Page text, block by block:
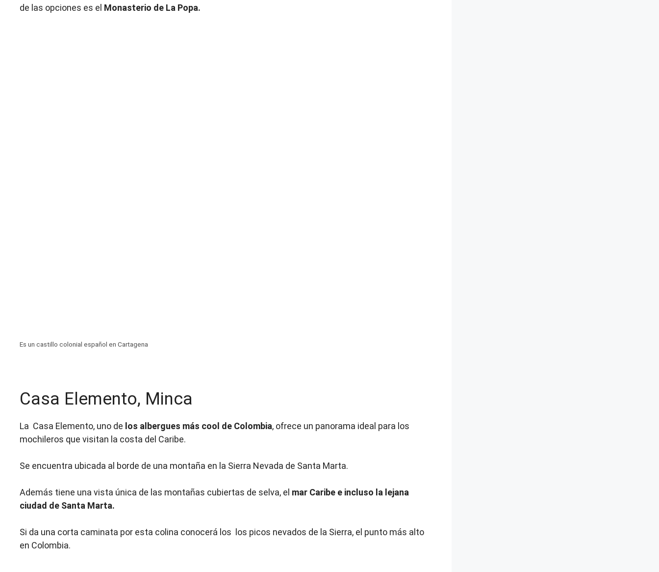
de las opciones es el Monasterio de La Popa.
Es un castillo colonial español en Cartagena
Casa Elemento, Minca
La Casa Elemento, uno de los albergues más cool de Colombia, ofrece un panorama ideal para los
mochileros que visitan la costa del Caribe.
Se encuentra ubicada al borde de una montaña en la Sierra Nevada de Santa Marta.
Además tiene una vista única de las montañas cubiertas de selva, el mar Caribe e incluso la lejana
ciudad de Santa Marta.
Si da una corta caminata por esta colina conocerá los los picos nevados de la Sierra, el punto más alto
en Colombia.